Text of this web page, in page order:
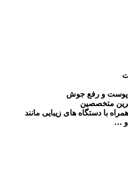
پوست و رفع جوش
متخصصین
با دستگاه های زیبایی مانند
و …